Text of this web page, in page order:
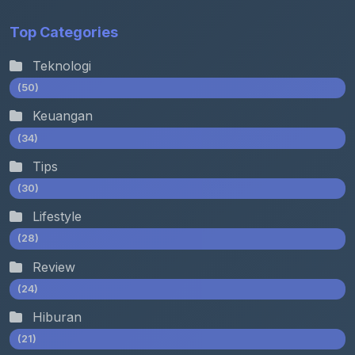
Top Categories
Teknologi
(50)
Keuangan
(34)
Tips
(30)
Lifestyle
(28)
Review
(24)
Hiburan
(21)